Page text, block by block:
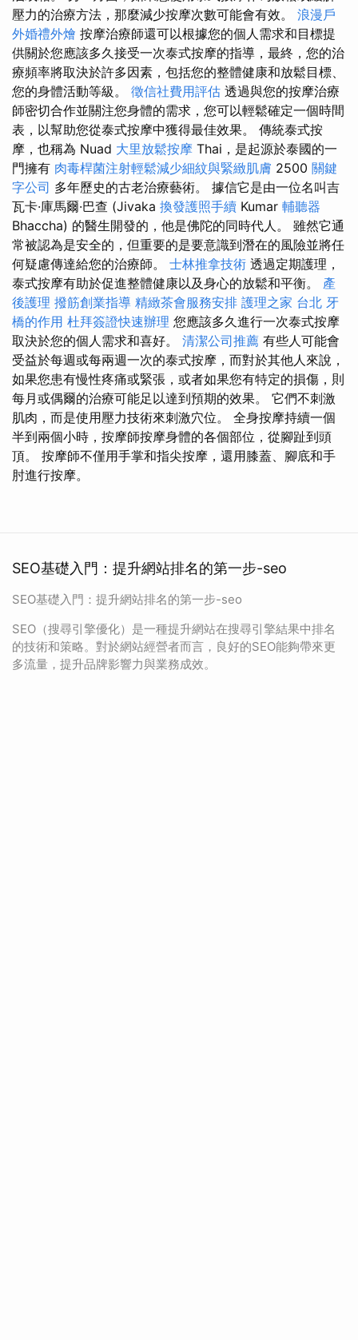
壓力的治療方法，那麼減少按摩次數可能會有效。 浪漫戶
外婚禮外燴 按摩治療師還可以根據您的個人需求和目標提
供關於您應該多久接受一次泰式按摩的指導，最終，您的治
療頻率將取決於許多因素，包括您的整體健康和放鬆目標、
您的身體活動等級。 徵信社費用評估 透過與您的按摩治療
師密切合作並關注您身體的需求，您可以輕鬆確定一個時間
表，以幫助您從泰式按摩中獲得最佳效果。 傳統泰式按
摩，也稱為 Nuad 大里放鬆按摩 Thai，是起源於泰國的一
門擁有 肉毒桿菌注射輕鬆減少細紋與緊緻肌膚 2500 關鍵
字公司 多年歷史的古老治療藝術。 據信它是由一位名叫吉
瓦卡·庫馬爾·巴查 (Jivaka 換發護照手續 Kumar 輔聽器
Bhaccha) 的醫生開發的，他是佛陀的同時代人。 雖然它通
常被認為是安全的，但重要的是要意識到潛在的風險並將任
何疑慮傳達給您的治療師。 士林推拿技術 透過定期護理，
泰式按摩有助於促進整體健康以及身心的放鬆和平衡。 產
後護理 撥筋創業指導 精緻茶會服務安排 護理之家 台北 牙
橋的作用 杜拜簽證快速辦理 您應該多久進行一次泰式按摩
取決於您的個人需求和喜好。 清潔公司推薦 有些人可能會
受益於每週或每兩週一次的泰式按摩，而對於其他人來說，
如果您患有慢性疼痛或緊張，或者如果您有特定的損傷，則
每月或偶爾的治療可能足以達到預期的效果。 它們不刺激
肌肉，而是使用壓力技術來刺激穴位。 全身按摩持續一個
半到兩個小時，按摩師按摩身體的各個部位，從腳趾到頭
頂。 按摩師不僅用手掌和指尖按摩，還用膝蓋、腳底和手
肘進行按摩。
SEO基礎入門：提升網站排名的第一步-seo
SEO基礎入門：提升網站排名的第一步-seo
SEO（搜尋引擎優化）是一種提升網站在搜尋引擎結果中排名
的技術和策略。對於網站經營者而言，良好的SEO能夠帶來更
多流量，提升品牌影響力與業務成效。